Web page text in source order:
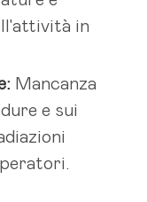
in
Mancanza
e sui